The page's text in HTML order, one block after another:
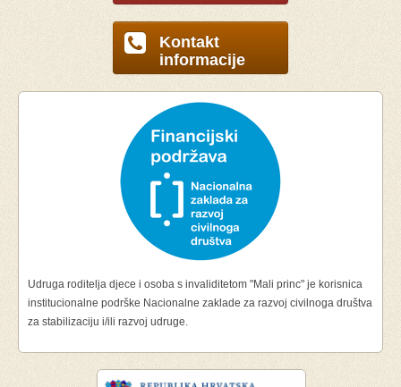
Kontakt
informacije
Udruga roditelja djece i osoba s invaliditetom "Mali princ" je korisnica
institucionalne podrške Nacionalne zaklade za razvoj civilnoga društva
za stabilizaciju i/ili razvoj udruge.